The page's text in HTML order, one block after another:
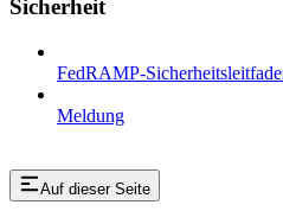
Sicherheit
FedRAMP-
Meldung
Auf dieser Seite